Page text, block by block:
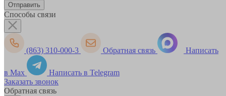
Способы связи
(863) 310-000-3 Обратная связь Написать
в Max
Написать в Telegram
Заказать звонок
Обратная связь